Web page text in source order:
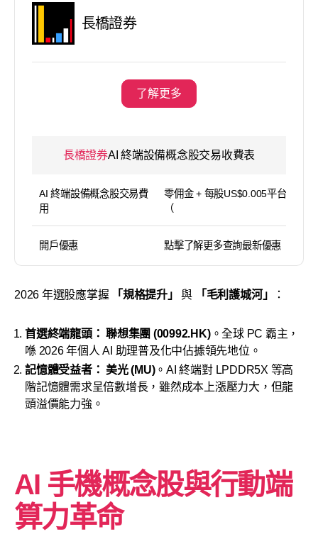
長橋證券
了解更多
長橋證券AI 終端設備概念股交易收費表
AI 終端設備概念股交易費
用
零佣金 + 每股US$0.005平台使用費
（
開戶優惠 點擊了解更多查詢最新優惠
2026 年選股應掌握 「規格提升」 與 「毛利護城河」 ：
首選終端龍頭： 聯想集團 (00992.HK)。全球 PC 霸主，
喺 2026 年個人 AI 助理普及化中佔據領先地位。
記憶體受益者： 美光 (MU)。AI 終端對 LPDDR5X 等高
階記憶體需求呈倍數增長，雖然成本上漲壓力大，但龍
頭溢價能力強。
AI 手機概念股與行動端
算力革命